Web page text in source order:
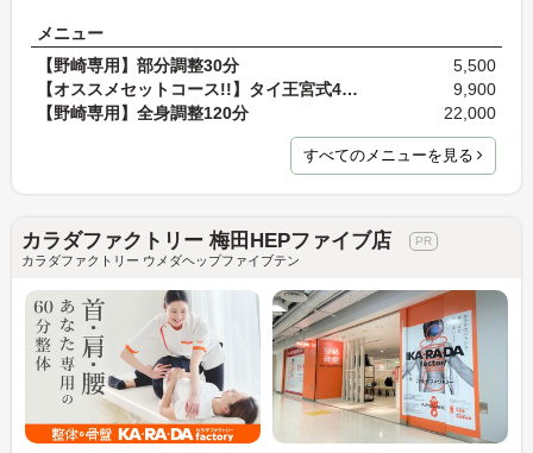
メニュー
【野崎専用】部分調整30分
5,500
【オススメセットコース!!】タイ王宮式45分+フットリ…
9,900
【野崎専用】全身調整120分
22,000
すべてのメニューを見る
カラダファクトリー 梅田HEPファイブ店
カラダファクトリー ウメダヘップファイブテン